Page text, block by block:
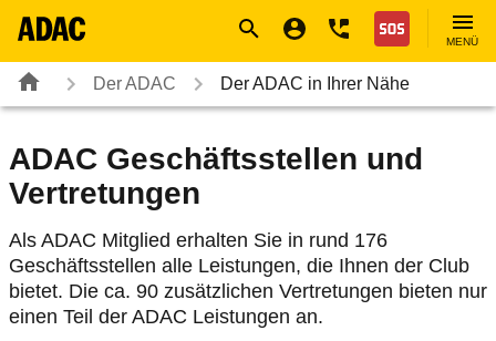
Nothilfe
MENÜ
Der ADAC Der ADAC in Ihrer Nähe
ADAC Geschäftsstellen und
Vertretungen
Als ADAC Mitglied erhalten Sie in rund 176
Geschäftsstellen alle Leistungen, die Ihnen der Club
bietet. Die ca. 90 zusätzlichen Vertretungen bieten nur
einen Teil der ADAC Leistungen an.